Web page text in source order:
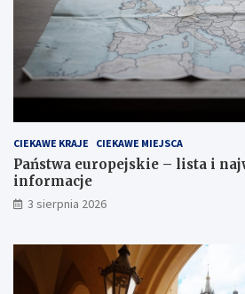
CIEKAWE KRAJE CIEKAWE MIEJSCA
Państwa europejskie – lista i
informacje
3 sierpnia 2026